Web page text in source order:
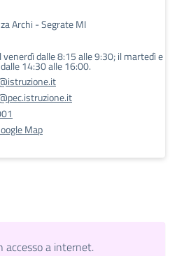
Archi - Segrate MI
venerdì dalle 8:15 alle 9:30; il martedì e
14:30 alle 16:00.
Map
accesso a internet.